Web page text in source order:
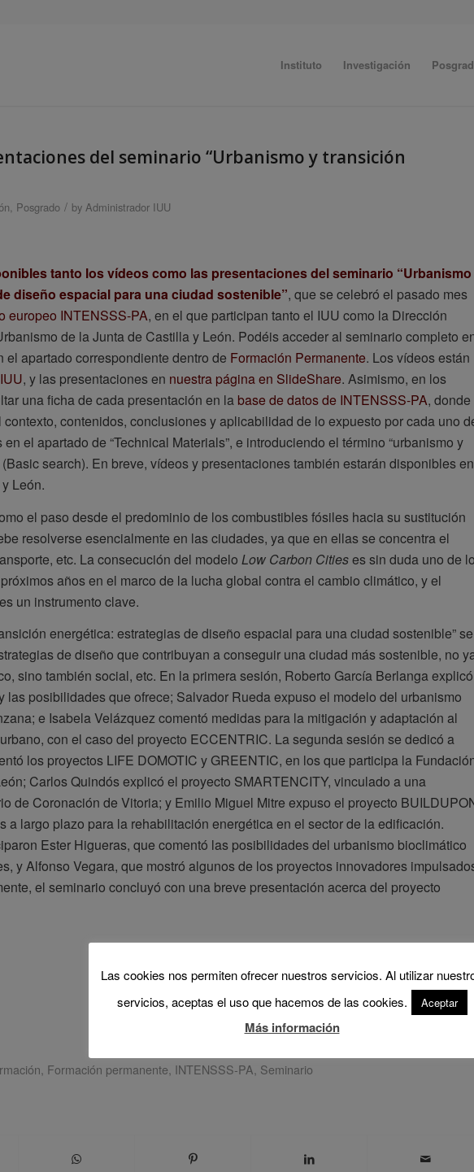
Instituto Investigación
del seminario “Urbanismo y transición
, Posgrado / by Administrador IUU
tanto los vídeos como las presentaciones del seminario
diseño espacial para una ciudad sostenible”, que se celebró el pasado mes
europeo INTENSSS-PA, en el que participan tanto el IUU como la Dirección
de la Junta de Castilla y León. Podéis acceder al seminario completo
apartado correspondiente dentro de Formación Permanente. Los vídeos están
, y las presentaciones en nuestra página en SlideShare. Asimismo, en los
una ficha de cada presentación en la base de datos de INTENSSS-PA, donde
contenidos, conclusiones y aplicabilidad de lo expuesto por cada uno
el apartado de “Technical Materials”, e introduciendo el término “urbanismo y
search). En breve, vídeos y presentaciones también estarán disponibles en
León.
el paso desde el predominio de los combustibles fósiles hacia su sustitución
resolverse esencialmente en las ciudades, ya que en ellas se concentra el
etc. La consecución del modelo Low Carbon Citieses sin duda uno de
años en el marco de la lucha global contra el cambio climático, y el
un instrumento clave.
energética: estrategias de diseño espacial para una ciudad sostenible” se
de diseño que contribuyan a conseguir una ciudad más sostenible, no
sino también social, etc. En la primera sesión, Roberto García Berlanga explicó
las posibilidades que ofrece; Salvador Rueda expuso el modelo del urbanismo
e Isabela Velázquez comentó medidas para la mitigación y adaptación al
con el caso del proyecto ECCENTRIC. La segunda sesión se dedicó a
los proyectos LIFE DOMOTIC y GREENTIC, en los que participa la
Carlos Quindós explicó el proyecto SMARTENCITY, vinculado a una
de Coronación de Vitoria; y Emilio Miguel Mitre expuso el proyecto
a largo plazo para la rehabilitación energética en el sector de la edificación.
Ester Higueras, que comentó las posibilidades del urbanismo bioclimático
y Alfonso Vegara, que mostró algunos de los proyectos innovadores
el seminario concluyó con una breve presentación acerca del proyecto
, Formación permanente, INTENSSS-PA, Seminario
Las cookies nos permiten ofrecer nuestros servicios. Al utilizar
servicios, aceptas el uso que hacemos de las cookies.
Aceptar
Más información